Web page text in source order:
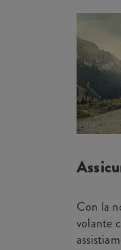
Con la
volante